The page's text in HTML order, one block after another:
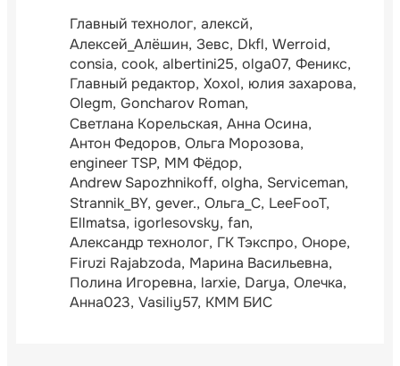
Главный технолог алексй
Алексей_Алёшин Зевс Dkfl Werroid
consia cook albertini25 olga07 Феникс
Главный редактор Xoxol юлия захарова
Olegm Goncharov Roman
Светлана Корельская Анна Осина
Антон Федоров Ольга Морозова
engineer TSP ММ Фёдор
Andrew Sapozhnikoff olgha Serviceman
Strannik_BY gever. Ольга_С LeeFooT
Ellmatsa igorlesovsky fan
Александр технолог ГК Тэкспро Оноре
Firuzi Rajabzoda Марина Васильевна
Полина Игоревна larxie Darya Олечка
Анна023 Vasiliy57 КММ БИС